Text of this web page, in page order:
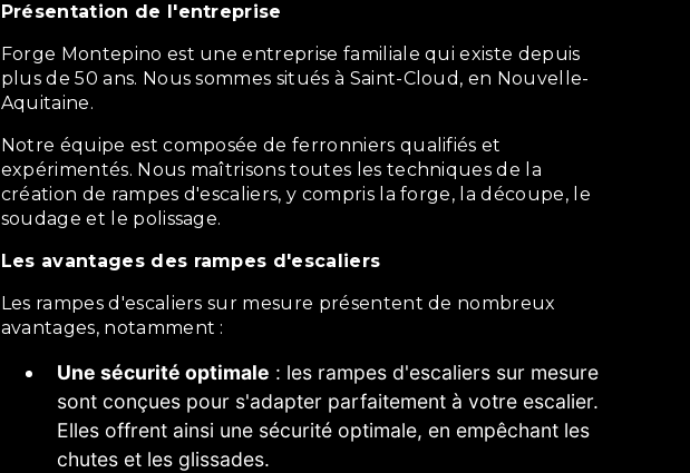
Présentation de l'entreprise
Forge Montepino est une entreprise familiale qui existe depuis
plus de 50 ans. Nous sommes situés à Saint-Cloud, en Nouvelle-
Aquitaine.
Notre équipe est composée de ferronniers qualifiés et
expérimentés. Nous maîtrisons toutes les techniques de la
création de rampes d'escaliers, y compris la forge, la découpe, le
soudage et le polissage.
Les avantages des rampes d'escaliers
Les rampes d'escaliers sur mesure présentent de nombreux
avantages, notamment :
Une sécurité optimale : les rampes d'escaliers sur mesure
sont conçues pour s'adapter parfaitement à votre escalier.
Elles offrent ainsi une sécurité optimale, en empêchant les
chutes et les glissades.